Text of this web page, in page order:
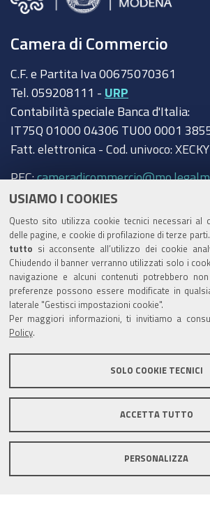
USIAMO I COOKIES
Questo sito utilizza cookie tecnici necessari al
delle pagine, e cookie di profilazione di terze
tutto si acconsente all’utilizzo dei cookie
Chiudendo il banner verranno utilizzati solo i
navigazione e alcuni contenuti potrebbero
preferenze possono essere modificate in
laterale "Gestisci impostazioni cookie".
Per maggiori informazioni, ti invitiamo a
Policy
SOLO COOKIE TECNICI
ACCETTA TUTTO
PERSONALIZZA
Camera di Commercio
C.F. e Partita Iva 00675070361
Tel. 059208111 - URP
Contabilità speciale Banca d'Italia:
IT75Q 01000 04306 TU00 0001
Fatt. elettronica - Cod. univoco:
PEC:
Trasparenza
Amministrazione trasparente
Albo Camerale
Pubblicità Legale
Area riservata Amministratori
Informativa generale
Informative
Accessibilità
Note legali
Informativa estesa sui cookie